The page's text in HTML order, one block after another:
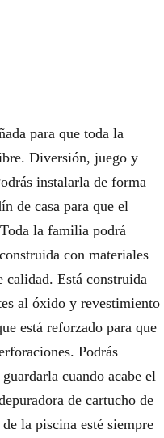
para que toda la
Diversión, juego y
instalarla de forma
de casa para que el
la familia podrá
con materiales
calidad. Está construida
al óxido y revestimiento
está reforzado para que
Podrás
cuando acabe el
de cartucho de
la piscina esté siempre